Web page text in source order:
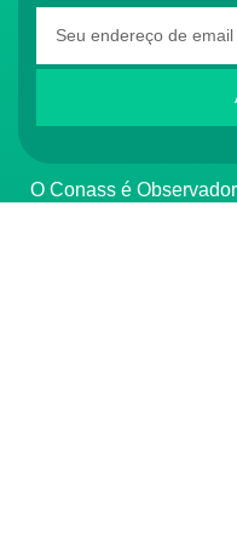
O Conass é Observador Consultivo da Comunidade